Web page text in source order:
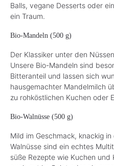
Balls, vegane Desserts oder
ein Traum.
Bio-Mandeln (500 g)
Der Klassiker unter den
Unsere Bio-Mandeln sind
Bitteranteil und lassen sich
hausgemachter Mandelmilch
zu rohköstlichen Kuchen oder
Bio-Walnüsse (500 g)
Mild im Geschmack, knackig
Walnüsse sind ein echtes
süße Rezepte wie Kuchen